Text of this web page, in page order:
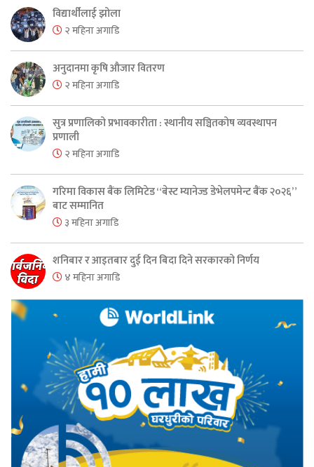
विद्यार्थीलाई झोला
२ महिना अगाडि
अनुदानमा कृषि औजार वितरण
२ महिना अगाडि
सुत्र प्रणालिको प्रभावकारीता : स्थानीय सञ्चितकोष व्यवस्थापन
प्रणाली
२ महिना अगाडि
गरिमा विकास बैंक लिमिटेड “बेस्ट म्यानेज्ड डेभेलपमेन्ट बैंक २०२६”
बाट सम्मानित
३ महिना अगाडि
शनिबार र आइतबार दुई दिन बिदा दिने सरकारको निर्णय
४ महिना अगाडि